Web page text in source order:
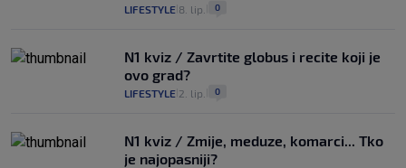
LIFESTYLE 8. lip. 0
N1 kviz / Zavrtite globus i recite koji je
ovo grad?
LIFESTYLE 2. lip. 0
N1 kviz / Zmije, meduze, komarci... Tko
je najopasniji?